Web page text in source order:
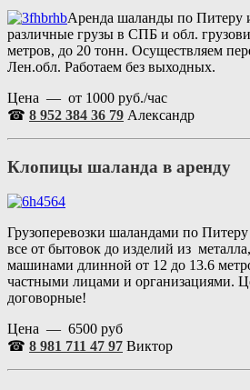
Аренда шаланды по Питеру
различные грузы в СПБ и обл.
метров, до 20 тонн. Осуществляем
Лен.обл. Работаем без выходных.
Цена — от 1000 руб./час
☎ 8 952 384 36 79 Александр
Клопицы шаланда в аренду
Грузоперевозки шаландами по
все от бытовок до изделий из
машинами длинной от 12 до 13.6
частными лицами и организациями.
договорные!
Цена — 6500 руб
☎ 8 981 711 47 97 Виктор